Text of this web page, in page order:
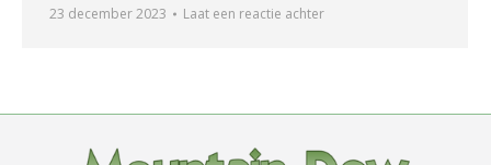
23 december 2023
Laat een reactie achter